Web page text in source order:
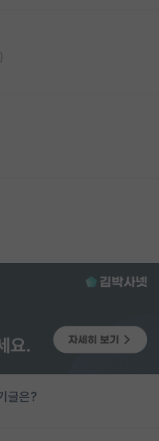
글은?